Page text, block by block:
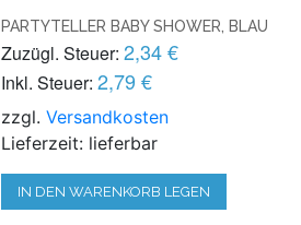
PARTYTELLER BABY SHOWER, BLAU
Zuzügl. Steuer: 2,34 €
Inkl. Steuer: 2,79 €
zzgl.Versandkosten
Lieferzeit: lieferbar
IN DEN WARENKORB LEGEN